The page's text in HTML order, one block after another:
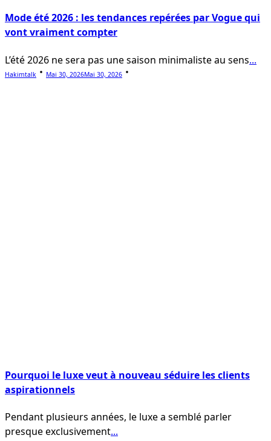
Mode été 2026 : les tendances repérées par Vogue qui
vont vraiment compter
L’été 2026 ne sera pas une saison minimaliste au sens...
Hakimtalk Mai 30, 2026Mai 30, 2026
Pourquoi le luxe veut à nouveau séduire les clients
aspirationnels
Pendant plusieurs années, le luxe a semblé parler
presque exclusivement...